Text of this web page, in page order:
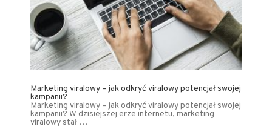
Marketing viralowy – jak odkryć viralowy potencjał swojej
kampanii?
Marketing viralowy – jak odkryć viralowy potencjał swojej
kampanii? W dzisiejszej erze internetu, marketing
viralowy stał …